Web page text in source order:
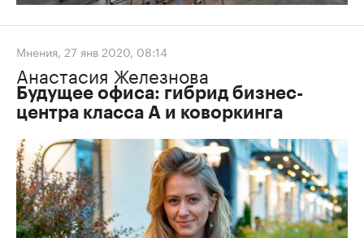
Мнения, 27 янв 2020, 08:14
Анастасия Железнова
Будущее офиса: гибрид бизнес-
центра класса А и коворкинга